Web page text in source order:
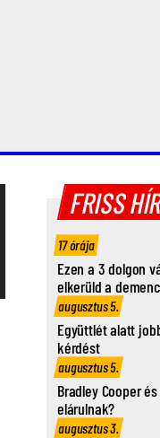
FRISS
17 órája
Ezen a 3 dolgon
elkerüld a
augusztus 5.
Együttlét alatt
kérdést
augusztus 5.
Bradley Cooper
elárulnak?
augusztus 3.